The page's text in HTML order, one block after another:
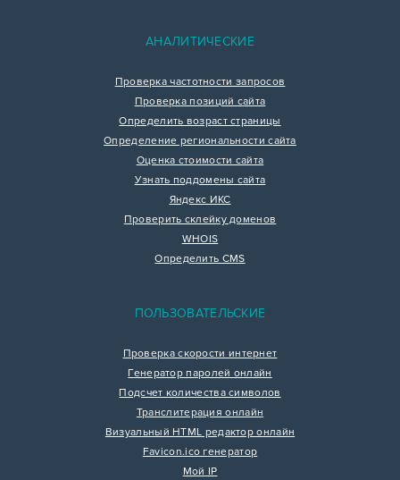
АНАЛИТИЧЕСКИЕ
Проверка частотности запросов
Проверка позиций сайта
Определить возраст страницы
Определение региональности сайта
Оценка стоимости сайта
Узнать поддомены сайта
Яндекс ИКС
Проверить склейку доменов
WHOIS
Определить CMS
ПОЛЬЗОВАТЕЛЬСКИЕ
Проверка скорости интернет
Генератор паролей онлайн
Подсчет количества символов
Транслитерация онлайн
Визуальный HTML редактор онлайн
Favicon.ico генератор
Мой IP